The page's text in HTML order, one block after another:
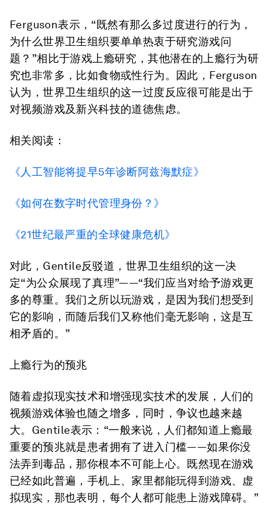
Ferguson表示，“既然有那么多过度进行的行为，
为什么世界卫生组织要单单热衷于研究游戏问
题？”相比于游戏上瘾研究，其他潜在的上瘾行为研
究也非常多，比如食物或性行为。因此，Ferguson
认为，世界卫生组织的这一过度反应很可能是出于
对视频游戏及新兴科技的道德焦虑。
相关阅读：
《人工智能将提早5年诊断阿兹海默症》
《如何在数字时代管理身份？》
《21世纪最严重的全球健康危机》
对此，Gentile反驳道，世界卫生组织的这一决
定“为公众展现了真理”——“我们应当对给予游戏更
多的尊重。我们之所以玩游戏，是因为我们想受到
它的影响，而随后我们又称他们毫无影响，这是互
相矛盾的。”
上瘾行为的预兆
随着虚拟现实技术和增强现实技术的发展，人们的
视频游戏体验也随之增多，同时，争议也越来越
大。Gentile表示：“一般来说，人们都知道上瘾最
重要的预兆就是患者拥有了进入门槛——如果你没
法弄到毒品，那你根本不可能上心。既然现在游戏
已经如此普遍，手机上、家里都能玩得到游戏、虚
拟现实，那也表明，每个人都可能患上游戏障碍。”